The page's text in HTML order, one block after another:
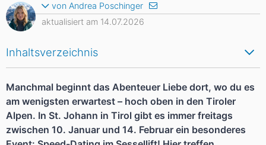
Inhaltsverzeichnis
Manchmal beginnt das Abenteuer Liebe dort, wo du es
am wenigsten erwartest – hoch oben in den Tiroler
Alpen. In St. Johann in Tirol gibt es immer freitags
zwischen 10. Januar und 14. Februar ein besonderes
von Andrea Poschinger
aktualisiert am 14.07.2026